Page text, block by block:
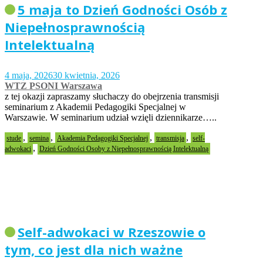
5 maja to Dzień Godności Osób z
Niepełnosprawnością
Intelektualną
4 maja, 202630 kwietnia, 2026
WTZ PSONI Warszawa
z tej okazji zapraszamy słuchaczy do obejrzenia transmisji
seminarium z Akademii Pedagogiki Specjalnej w
Warszawie. W seminarium udział wzięli dziennikarze…..
stude , semina , Akademia Pedagogiki Specjalnej , transmisja , self-
adwokaci , Dzień Godności Osoby z Niepełnosprawnością Intelektualną
Self-adwokaci w Rzeszowie o
tym, co jest dla nich ważne